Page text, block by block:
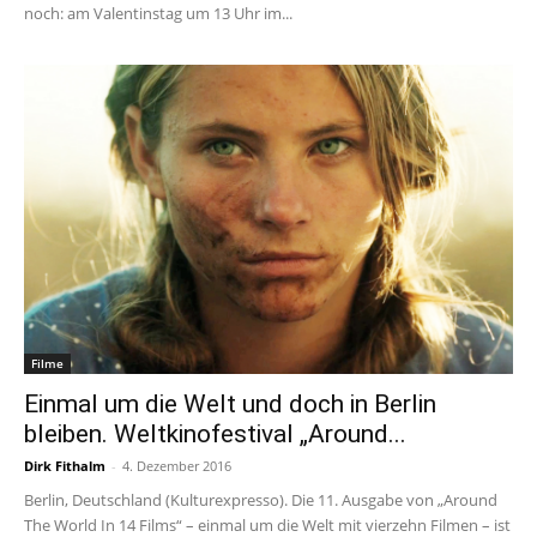
noch: am Valentinstag um 13 Uhr im...
Filme
Einmal um die Welt und doch in Berlin
bleiben. Weltkinofestival „Around...
Dirk Fithalm - 4. Dezember 2016
Berlin, Deutschland (Kulturexpresso). Die 11. Ausgabe von „Around
The World In 14 Films“ – einmal um die Welt mit vierzehn Filmen – ist